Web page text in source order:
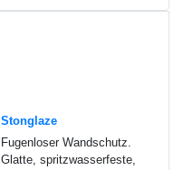
Stonglaze
Fugenloser Wandschutz.
Glatte, spritzwasserfeste,